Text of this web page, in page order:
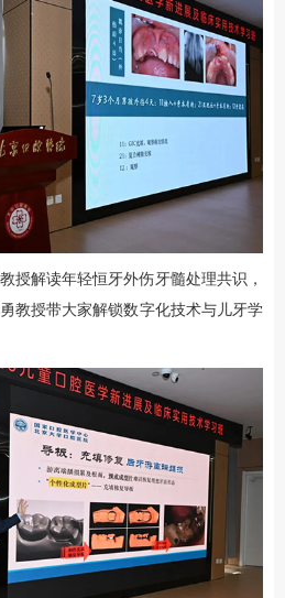
授解读年轻恒牙外伤牙髓处理共识，
教授带大家解锁数字化技术与儿牙学